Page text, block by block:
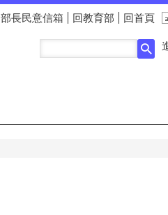
部長民意信箱 回教育部 回首頁